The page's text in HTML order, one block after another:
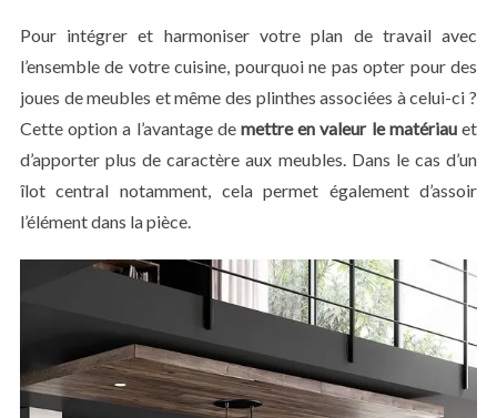
Pour intégrer et harmoniser votre plan de travail avec
l’ensemble de votre cuisine, pourquoi ne pas opter pour des
joues de meubles et même des plinthes associées à celui-ci ?
Cette option a l’avantage de mettre en valeur le matériauet
d’apporter plus de caractère aux meubles. Dans le cas d’un
îlot central notamment, cela permet également d’assoir
l’élément dans la pièce.